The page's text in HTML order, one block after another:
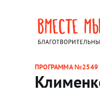
ПРОГРАММА №2549